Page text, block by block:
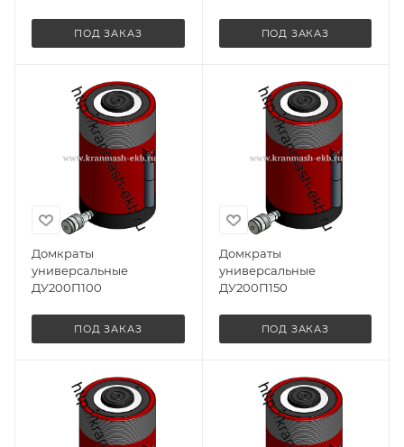
ПОД ЗАКАЗ ПОД ЗАКАЗ
Домкраты
универсальные
ДУ200П100
ПОД ЗАКАЗ
Домкраты
универсальные
ДУ200П150
ПОД ЗАКАЗ